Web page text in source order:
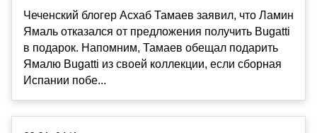
Чеченский блогер Асхаб Тамаев заявил, что Ламин
Ямаль отказался от предложения получить Bugatti
в подарок. Напомним, Тамаев обещал подарить
Ямалю Bugatti из своей коллекции, если сборная
Испании побе...